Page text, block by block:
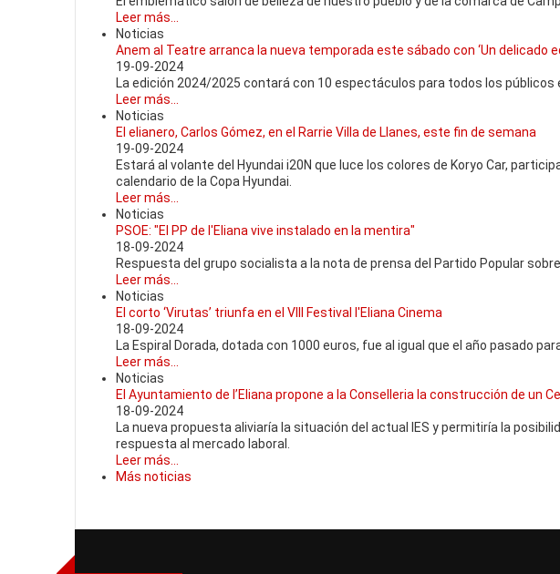
Leer más...
Noticias
Anem al Teatre arranca la nueva temporada este sábado con ‘Un delicado
19-09-2024
La edición 2024/2025 contará con 10 espectáculos para todos los públicos
Leer más...
Noticias
El elianero, Carlos Gómez, en el Rarrie Villa de Llanes, este fin de semana
19-09-2024
Estará al volante del Hyundai i20N que luce los colores de Koryo Car,
calendario de la Copa Hyundai.
Leer más...
Noticias
PSOE: "El PP de l'Eliana vive instalado en la mentira"
18-09-2024
Respuesta del grupo socialista a la nota de prensa del Partido Popular
Leer más...
Noticias
El corto ‘Virutas’ triunfa en el VIII Festival l'Eliana Cinema
18-09-2024
La Espiral Dorada, dotada con 1000 euros, fue al igual que el año pasado
Leer más...
Noticias
El Ayuntamiento de l’Eliana propone a la Conselleria la construcción de un
18-09-2024
La nueva propuesta aliviaría la situación del actual IES y permitiría la
respuesta al mercado laboral.
Leer más...
Más noticias